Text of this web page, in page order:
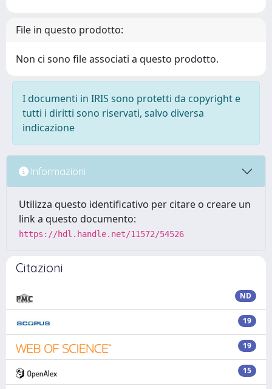
File in questo prodotto:
Non ci sono file associati a questo prodotto.
I documenti in IRIS sono protetti da copyright e
tutti i diritti sono riservati, salvo diversa
indicazione
Informazioni
Utilizza questo identificativo per citare o creare un
link a questo documento:
https://hdl.handle.net/11572/54526
Citazioni
ND
19
19
15